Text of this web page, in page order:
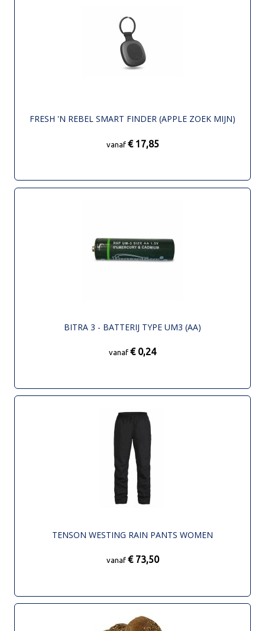
FRESH 'N REBEL SMART FINDER (APPLE ZOEK MIJN)
vanaf € 17,85
BITRA 3 - BATTERIJ TYPE UM3 (AA)
vanaf € 0,24
TENSON WESTING RAIN PANTS WOMEN
vanaf € 73,50